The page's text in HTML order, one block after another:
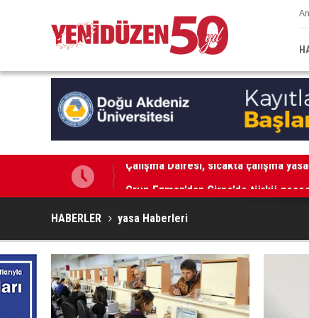
Grup Ezman’dan Girne’de türkü
HABERLER yasa Haberleri